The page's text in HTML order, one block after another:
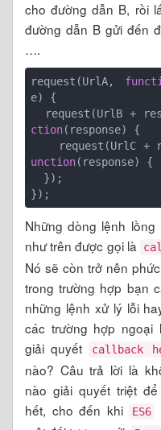
cho đường dẫn B, rồi
đường dẫn B gửi đến
….
request(UrlA,
e) {
request(UrlB +
ction( response) {
request(UrlC
unction( response) {
Những dòng lệnh lồng
như trên được gọi là
Nó sẽ còn trở nên
trong trường hợp bạn
những lệnh xử lý lỗi
các trường hợp ngoại
giải quyết
callback
nào? Câu trả lời là
nào giải quyết triệt
hết, cho đến khi
ES6